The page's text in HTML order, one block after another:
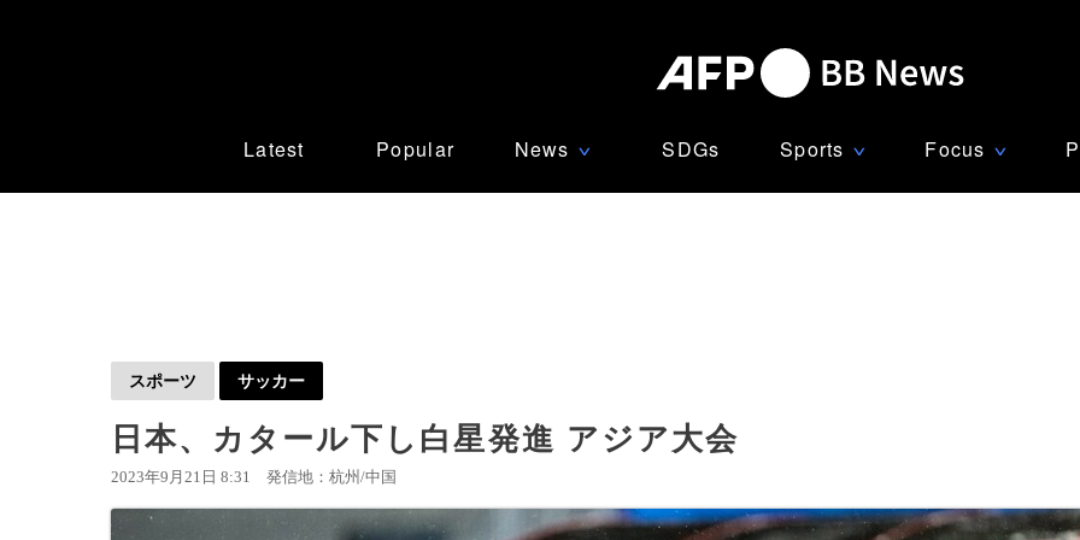
Latest Popular News ∨ SDGs Sports ∨ Focus ∨
スポーツ サッカー
日本、カタール下し白星発進 アジア大会
2023年9月21日 8:31 発信地：杭州/中国